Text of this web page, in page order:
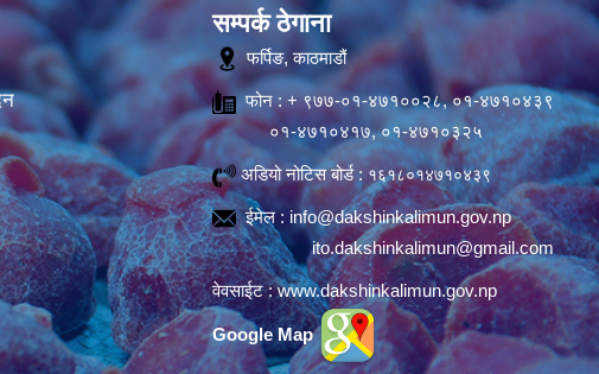
सम्पर्क ठेगाना
फर्पिङ, काठमाडौं
फोन : + ९७७-०१-४७१००२८, ०१-४७१०४३९
०१-४७१०४१७, ०१-४७१०३२५
अडियो नोटिस बोर्ड : १६१८०१४७१०४३९
ईमेल : info@dakshinkalimun.gov.np
ito.dakshinkalimun@gmail.com
वेवसाईट :www.dakshinkalimun.gov.np
Google Map